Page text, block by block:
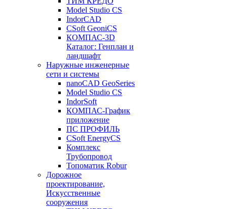
Model Studio CS
IndorCAD
CSoft GeoniCS
КОМПАС-3D
Каталог: Генплан и
ландшафт
Наружные инженерные
сети и системы
nanoCAD GeoSeries
Model Studio CS
IndorSoft
КОМПАС-График
приложение
ПС ПРОФИЛЬ
CSoft EnergyCS
Комплекс
Трубопровод
Топоматик Robur
Дорожное
проектирование,
Искусственные
сооружения